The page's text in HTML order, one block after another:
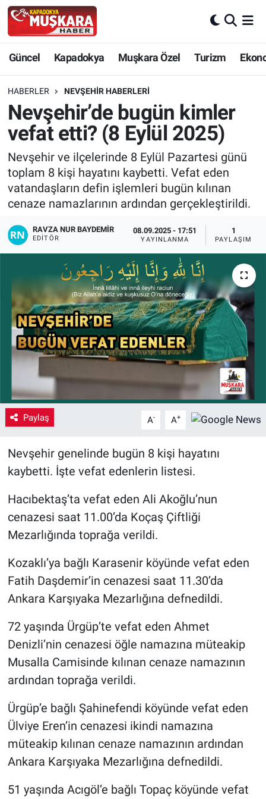
Güncel Kapadokya Muşkara Özel Turizm
HABERLER NEVŞEHIR HABERLERI
Nevşehir’de bugün kimler
vefat etti? (8 Eylül 2025)
Nevşehir ve ilçelerinde 8 Eylül Pazartesi günü
toplam 8 kişi hayatını kaybetti. Vefat eden
vatandaşların defin işlemleri bugün kılınan
cenaze namazlarının ardından gerçekleştirildi.
RAVZA NUR BAYDEMIR
EDITÖR
08.09.2025 - 17:51
YAYINLANMA
1
PAYLAŞIM
Paylaş A- A+
Nevşehir genelinde bugün 8 kişi hayatını
kaybetti. İşte vefat edenlerin listesi.
Hacıbektaş’ta vefat eden Ali Akoğlu’nun
cenazesi saat 11.00’da Koçaş Çiftliği
Mezarlığında toprağa verildi.
Kozaklı’ya bağlı Karasenir köyünde vefat eden
Fatih Daşdemir’in cenazesi saat 11.30’da
Ankara Karşıyaka Mezarlığına defnedildi.
72 yaşında Ürgüp’te vefat eden Ahmet
Denizli’nin cenazesi öğle namazına müteakip
Musalla Camisinde kılınan cenaze namazının
ardından toprağa verildi.
Ürgüp’e bağlı Şahinefendi köyünde vefat eden
Ülviye Eren’in cenazesi ikindi namazına
müteakip kılınan cenaze namazının ardından
Ankara Karşıyaka Mezarlığına defnedildi.
51 yaşında Acıgöl’e bağlı Topaç köyünde vefat
Güncel
SEÇİM
Muşkara Özel
Ekonomi
Kapadokya
Turizm
Yaşam
VEFATLAR
Nevşehir Hava Durumu
Nevşehir Trafik Yoğunluk Haritası
Süper Lig Puan Durumu ve Fikstür
Tüm Manşetler
Son Dakika Haberleri
Haber Arşivi